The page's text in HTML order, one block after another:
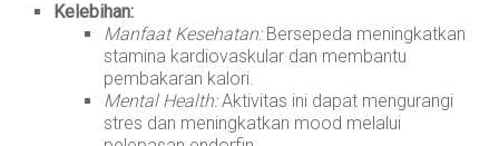
Kelebihan:
Manfaat Kesehatan:Bersepeda meningkatkan
stamina kardiovaskular dan membantu
pembakaran kalori.
Mental Health:Aktivitas ini dapat mengurangi
stres dan meningkatkan mood melalui